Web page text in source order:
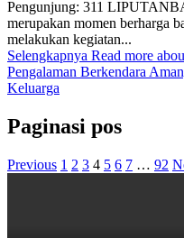
Pengunjung: 311
merupakan momen berharga
melakukan kegiatan...
Selengkapnya Read more
Pengalaman Berkendara
Keluarga
Paginasi pos
Previous 1 2 3 4 5 6 7 … 92